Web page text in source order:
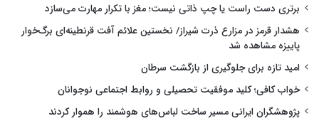
برتری دست راست یا چپ ذاتی نیست؛ مغز با تکرار مهارت می‌سازد
هشدار قرمز در مزارع ذرت شیراز/ نخستین علائم آفت قرنطینه‌ای برگ‌خوار
پاییزه مشاهده شد
امید تازه برای جلوگیری از بازگشت سرطان
خواب کافی؛ کلید موفقیت تحصیلی و روابط اجتماعی نوجوانان
پژوهشگران ایرانی مسیر ساخت لباس‌های هوشمند را هموار کردند